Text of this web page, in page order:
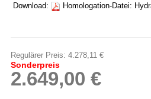
Download: Homologation-Datei:
Regulärer Preis: 4.278,11 €
Sonderpreis
2.649,00 €